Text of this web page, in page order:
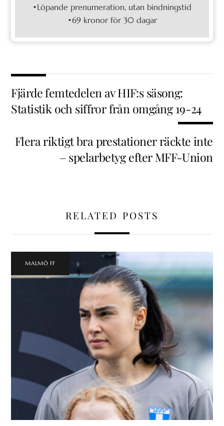
•Löpande prenumeration, utan bindningstid
•69 kronor för 30 dagar
Fjärde femtedelen av HIF:s säsong:
Statistik och siffror från omgång 19-24
Flera riktigt bra prestationer räckte inte
– spelarbetyg efter MFF-Union
RELATED POSTS
MALMÖ FF